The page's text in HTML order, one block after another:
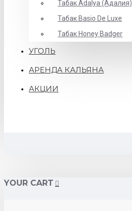
Табак Adalya (Адалия)
Табак Basio De Luxe
Табак Honey Badger
УГОЛЬ
АРЕНДА КАЛЬЯНА
АКЦИИ
YOUR CART